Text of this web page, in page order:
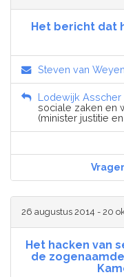
Het bericht dat
Steven van
Lodewijk Asscher
sociale zaken en
(minister justitie
26 augustus 2014 - 20
Het hacken van
de